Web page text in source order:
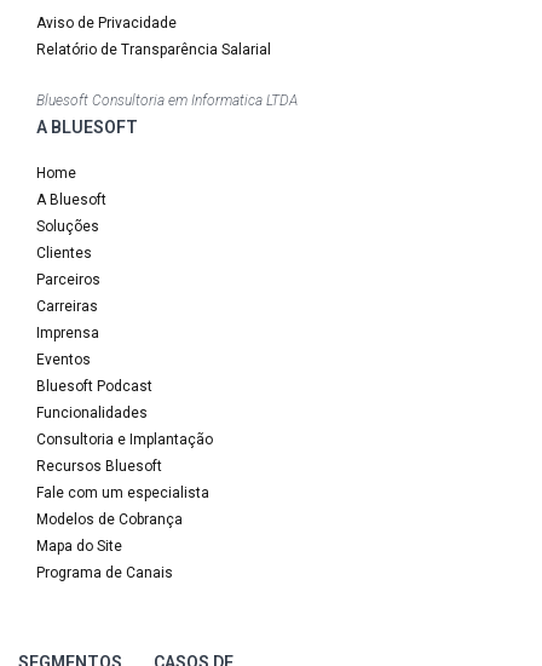
Aviso de Privacidade
Relatório de Transparência Salarial
Bluesoft Consultoria em Informatica LTDA
A BLUESOFT
Home
A Bluesoft
Soluções
Clientes
Parceiros
Carreiras
Imprensa
Eventos
Bluesoft Podcast
Funcionalidades
Consultoria e Implantação
Recursos Bluesoft
Fale com um especialista
Modelos de Cobrança
Mapa do Site
Programa de Canais